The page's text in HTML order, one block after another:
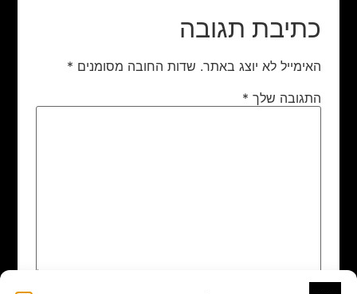
כתיבת תגובה
האימייל לא יוצג באתר. שדות החובה מסומנים *
התגובה שלך *